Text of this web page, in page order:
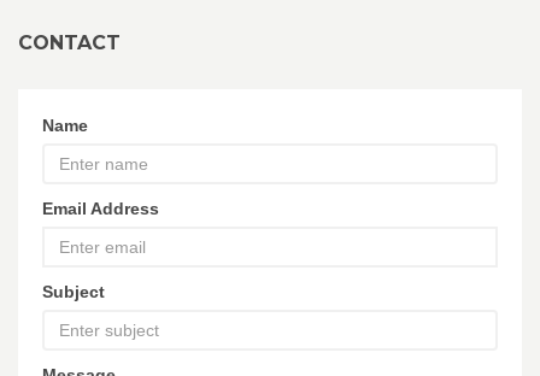
CONTACT
Name
Email Address
Subject